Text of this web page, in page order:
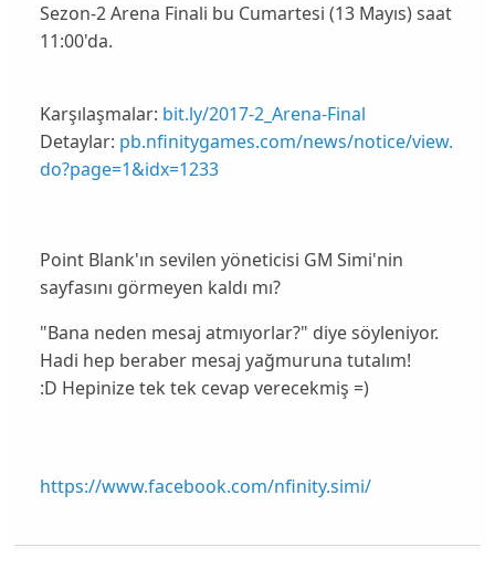
Sezon-2 Arena Finali bu Cumartesi (13 Mayıs) saat
11:00'da.
Karşılaşmalar: bit.ly/2017-2_Arena-Final
Detaylar: pb.nfinitygames.com/news/notice/view.
do?page=1&idx=1233
Point Blank'ın sevilen yöneticisi GM Simi'nin
sayfasını görmeyen kaldı mı?
"Bana neden mesaj atmıyorlar?" diye söyleniyor.
Hadi hep beraber mesaj yağmuruna tutalım!
:D Hepinize tek tek cevap verecekmiş =)
https://www.facebook.com/nfinity.simi/